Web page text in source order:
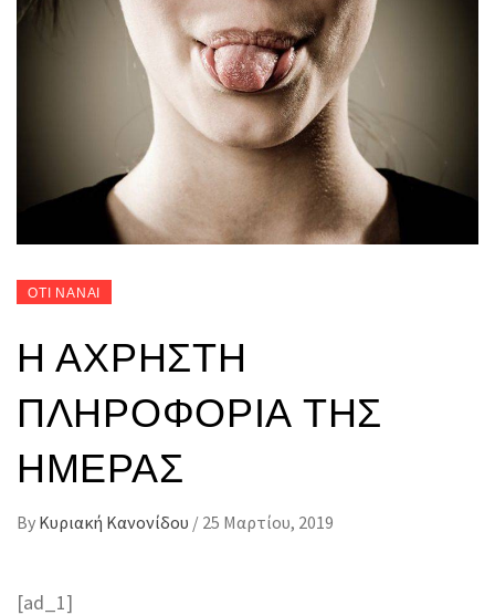
ΟΤΙ ΝΑΝΑΙ
Η ΆΧΡΗΣΤΗ
ΠΛΗΡΟΦΟΡΊΑ ΤΗΣ
ΗΜΈΡΑΣ
By Κυριακή Κανονίδου / 25 Μαρτίου, 2019
[ad_1]